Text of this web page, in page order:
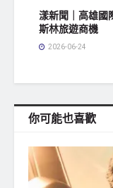
漾新聞｜高雄
斯林旅遊商機
2026-06-24
你可能也喜歡